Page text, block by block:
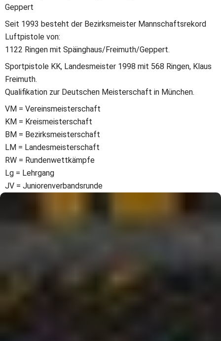
Geppert
Seit 1993 besteht der Bezirksmeister Mannschaftsrekord
Luftpistole von:
1122 Ringen mit Späinghaus/Freimuth/Geppert.
Sportpistole KK, Landesmeister 1998 mit 568 Ringen, Klaus
Freimuth.
Qualifikation zur Deutschen Meisterschaft in München.
VM = Vereinsmeisterschaft
KM = Kreismeisterschaft
BM = Bezirksmeisterschaft
LM = Landesmeisterschaft
RW = Rundenwettkämpfe
Lg = Lehrgang
JV = Juniorenverbandsrunde